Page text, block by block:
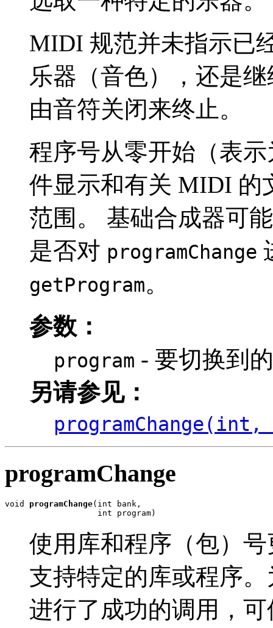
MIDI 规范并未指示已
乐器（音色），还是
由音符关闭来终止。
程序号从零开始（表
件显示和有关 MIDI 的
范围。 基础合成器可
是否对 programChange
getProgram。
参数：
program - 要切换到
另请参见：
programChange
void programChange(int bank,
                   int program)
使用库和程序（包）
支持特定的库或程序
进行了成功的调用，